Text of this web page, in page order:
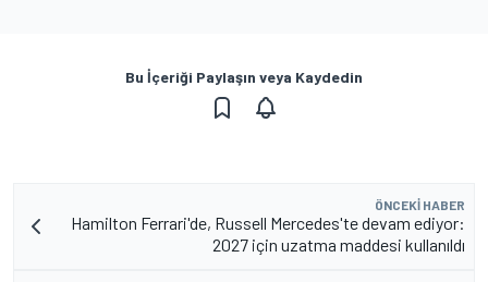
Bu İçeriği Paylaşın veya Kaydedin
ÖNCEKI HABER
Hamilton Ferrari'de, Russell Mercedes'te devam ediyor:
2027 için uzatma maddesi kullanıldı